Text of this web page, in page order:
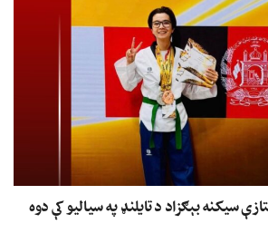
سیکنه بېګزاد د تایلنډ په سیالیو کې دوه